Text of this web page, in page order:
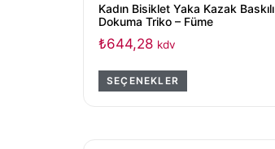
Kadın Bisiklet Yaka Kazak Baskılı
Dokuma Triko – Füme
₺644,28 kdv
SEÇENEKLER